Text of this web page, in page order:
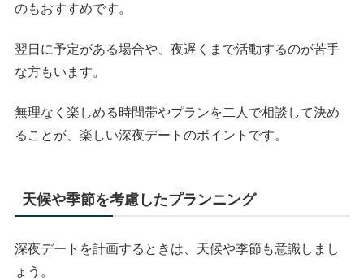
のもおすすめです。
翌日に予定がある場合や、夜遅くまで活動するのが苦手
な方もいます。
無理なく楽しめる時間帯やプランを二人で相談して決め
ることが、楽しい深夜デートのポイントです。
天候や季節を考慮したプランニング
深夜デートを計画するときは、天候や季節も意識しまし
ょう。